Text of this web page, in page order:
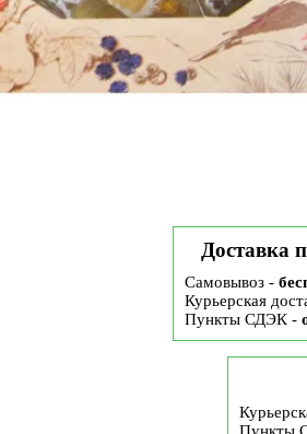
Доставка
Самовывоз -
Курьерская
Пункты СДЭК -